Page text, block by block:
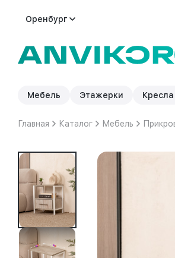
Оренбург
Мебель Этажерки Кресла
Главная Каталог Мебель